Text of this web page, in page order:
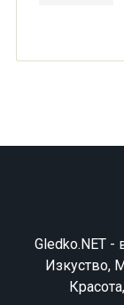
Gledko.NET
Изкуство,